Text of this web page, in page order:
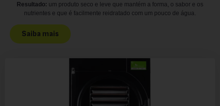
Resultado: um produto seco e leve que mantém a forma, o sabor e os
nutrientes e que é facilmente reidratado com um pouco de água.
Saiba mais